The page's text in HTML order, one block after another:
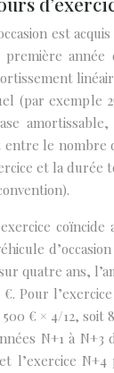
est
première
(par exemple
le nombre
et la durée
coïncide
quatre ans,
Pour
€ × 4/12, soit
N+1 à
l’exercice